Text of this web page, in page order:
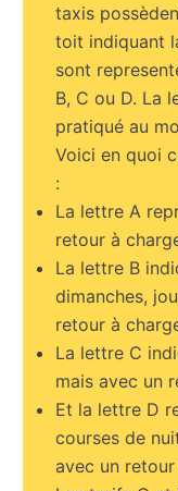
taxis
toit indiquant
sont
B, C ou D. La
pratiqué au
Voici en quoi
:
La lettre A
retour à
La lettre B
dimanches,
retour à
La lettre C
mais avec un
Et la lettre D
courses de
avec un